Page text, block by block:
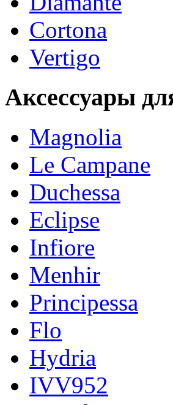
Cortona
Vertigo
Аксессуары
Magnolia
Le Campane
Duchessa
Eclipse
Infiore
Menhir
Principessa
Flo
Hydria
IVV952